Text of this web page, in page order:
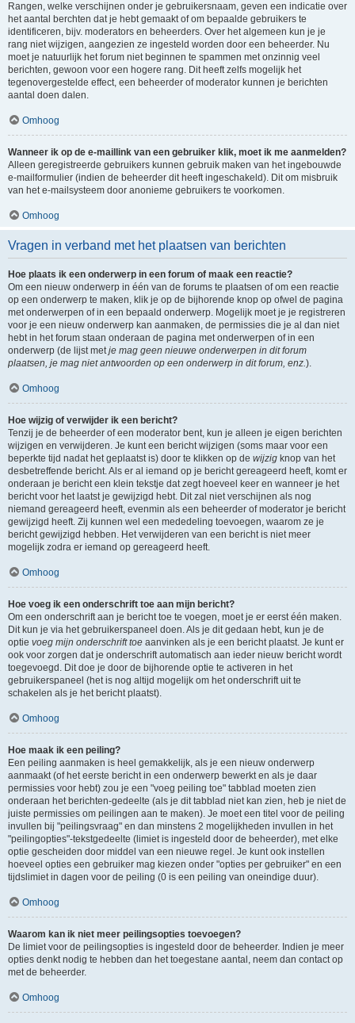
Rangen, welke verschijnen onder je gebruikersnaam, geven een indicatie over
het aantal berchten dat je hebt gemaakt of om bepaalde gebruikers te
identificeren, bijv. moderators en beheerders. Over het algemeen kun je je
rang niet wijzigen, aangezien ze ingesteld worden door een beheerder. Nu
moet je natuurlijk het forum niet beginnen te spammen met onzinnig veel
berichten, gewoon voor een hogere rang. Dit heeft zelfs mogelijk het
tegenovergestelde effect, een beheerder of moderator kunnen je berichten
aantal doen dalen.
Omhoog
Wanneer ik op de e-maillink van een gebruiker klik, moet ik me aanmelden?
Alleen geregistreerde gebruikers kunnen gebruik maken van het ingebouwde
e-mailformulier (indien de beheerder dit heeft ingeschakeld). Dit om misbruik
van het e-mailsysteem door anonieme gebruikers te voorkomen.
Omhoog
Vragen in verband met het plaatsen van berichten
Hoe plaats ik een onderwerp in een forum of maak een reactie?
Om een nieuw onderwerp in één van de forums te plaatsen of om een reactie
op een onderwerp te maken, klik je op de bijhorende knop op ofwel de pagina
met onderwerpen of in een bepaald onderwerp. Mogelijk moet je je registreren
voor je een nieuw onderwerp kan aanmaken, de permissies die je al dan niet
hebt in het forum staan onderaan de pagina met onderwerpen of in een
onderwerp (de lijst metje mag geen nieuwe onderwerpen in dit forum
plaatsen, je mag niet antwoorden op een onderwerp in dit forum, enz.).
Omhoog
Hoe wijzig of verwijder ik een bericht?
Tenzij je de beheerder of een moderator bent, kun je alleen je eigen berichten
wijzigen en verwijderen. Je kunt een bericht wijzigen (soms maar voor een
beperkte tijd nadat het geplaatst is) door te klikken op de wijzig knop van het
desbetreffende bericht. Als er al iemand op je bericht gereageerd heeft, komt er
onderaan je bericht een klein tekstje dat zegt hoeveel keer en wanneer je het
bericht voor het laatst je gewijzigd hebt. Dit zal niet verschijnen als nog
niemand gereageerd heeft, evenmin als een beheerder of moderator je bericht
gewijzigd heeft. Zij kunnen wel een mededeling toevoegen, waarom ze je
bericht gewijzigd hebben. Het verwijderen van een bericht is niet meer
mogelijk zodra er iemand op gereageerd heeft.
Omhoog
Hoe voeg ik een onderschrift toe aan mijn bericht?
Om een onderschrift aan je bericht toe te voegen, moet je er eerst één maken.
Dit kun je via het gebruikerspaneel doen. Als je dit gedaan hebt, kun je de
optie voeg mijn onderschrift toe aanvinken als je een bericht plaatst. Je kunt er
ook voor zorgen dat je onderschrift automatisch aan ieder nieuw bericht wordt
toegevoegd. Dit doe je door de bijhorende optie te activeren in het
gebruikerspaneel (het is nog altijd mogelijk om het onderschrift uit te
schakelen als je het bericht plaatst).
Omhoog
Hoe maak ik een peiling?
Een peiling aanmaken is heel gemakkelijk, als je een nieuw onderwerp
aanmaakt (of het eerste bericht in een onderwerp bewerkt en als je daar
permissies voor hebt) zou je een "voeg peiling toe" tabblad moeten zien
onderaan het berichten-gedeelte (als je dit tabblad niet kan zien, heb je niet de
juiste permissies om peilingen aan te maken). Je moet een titel voor de peiling
invullen bij "peilingsvraag" en dan minstens 2 mogelijkheden invullen in het
"peilingopties"-tekstgedeelte (limiet is ingesteld door de beheerder), met elke
optie gescheiden door middel van een nieuwe regel. Je kunt ook instellen
hoeveel opties een gebruiker mag kiezen onder "opties per gebruiker" en een
tijdslimiet in dagen voor de peiling (0 is een peiling van oneindige duur).
Omhoog
Waarom kan ik niet meer peilingsopties toevoegen?
De limiet voor de peilingsopties is ingesteld door de beheerder. Indien je meer
opties denkt nodig te hebben dan het toegestane aantal, neem dan contact op
met de beheerder.
Omhoog